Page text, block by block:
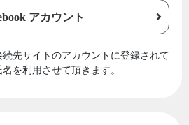
アカウント
先サイトのアカウントに登録されて
を利用させて頂きます。